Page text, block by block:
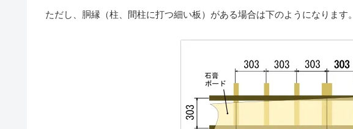
ただし、胴縁（柱、間柱に打つ細い板）がある場合は下のようになります。